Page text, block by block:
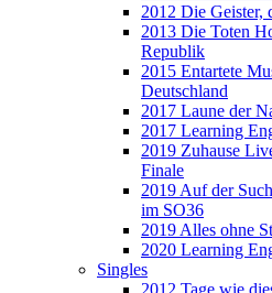
2012 Die Geister,
2013 Die Toten
Republik
2015 Entartete
Deutschland
2017 Laune der
2017 Learning
2019 Zuhause
Finale
2019 Auf der
im SO36
2019 Alles ohne
2020 Learning
Singles
2012 Tage wie